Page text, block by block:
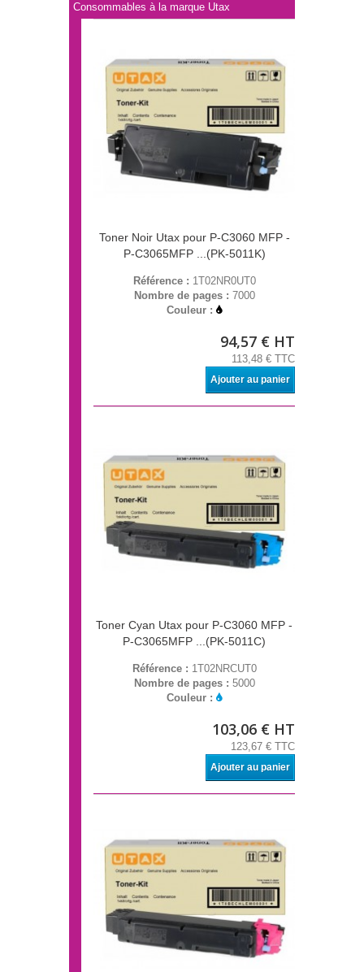
Consommables à la marque Utax
Toner Noir Utax pour P-C3060 MFP -
P-C3065MFP ...(PK-5011K)
Référence : 1T02NR0UT0
Nombre de pages : 7000
Couleur :
94,57 € HT
113,48 € TTC
Ajouter au panier
Toner Cyan Utax pour P-C3060 MFP -
P-C3065MFP ...(PK-5011C)
Référence : 1T02NRCUT0
Nombre de pages : 5000
Couleur :
103,06 € HT
123,67 € TTC
Ajouter au panier